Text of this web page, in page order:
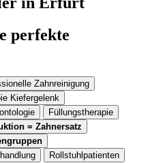
perfekte
Zahnreinigung
Kiefergelenk
Füllungstherapie
= Zahnersatz
Rollstuhlpatienten